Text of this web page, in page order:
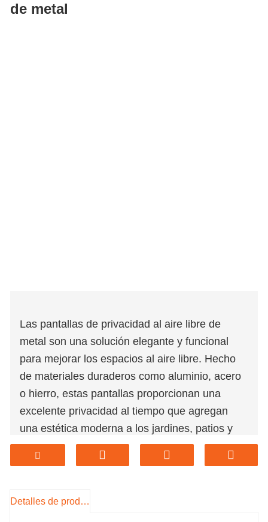
de metal
Las pantallas de privacidad al aire libre de
metal son una solución elegante y funcional
para mejorar los espacios al aire libre. Hecho
de materiales duraderos como aluminio, acero
o hierro, estas pantallas proporcionan una
excelente privacidad al tiempo que agregan
una estética moderna a los jardines, patios y
balcones. Están disponibles en varios diseños,
incluidos los patrones de corte láser, las formas
que permite la personalización para adaptarse
Detalles de producto